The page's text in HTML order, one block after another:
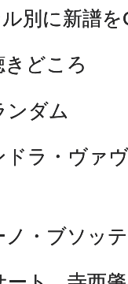
別に新譜を
どころ
ダム
ラ・ヴァ
ノ・ブソッ